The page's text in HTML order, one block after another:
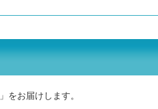
」をお届けします。